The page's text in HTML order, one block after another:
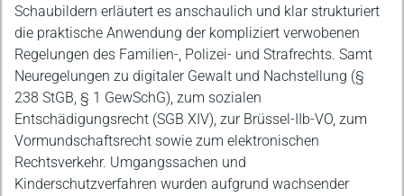
Schaubildern erläutert es anschaulich und klar strukturiert
die praktische Anwendung der kompliziert verwobenen
Regelungen des Familien-, Polizei- und Strafrechts. Samt
Neuregelungen zu digitaler Gewalt und Nachstellung (§
238 StGB, § 1 GewSchG), zum sozialen
Entschädigungsrecht (SGB XIV), zur Brüssel-IIb-VO, zum
Vormundschaftsrecht sowie zum elektronischen
Rechtsverkehr. Umgangssachen und
Kinderschutzverfahren wurden aufgrund wachsender